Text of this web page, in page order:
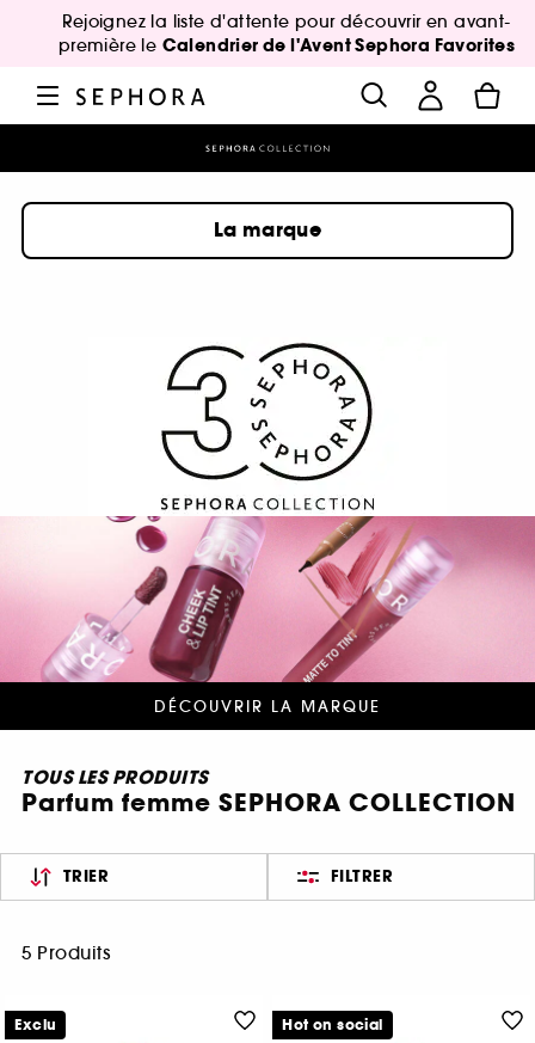
Rejoignez la liste d'attente pour découvrir en avant-
première le Calendrier de l'Avent Sephora Favorites
La marque
DÉCOUVRIR LA MARQUE
TOUS LES PRODUITS
Parfum femme SEPHORA COLLECTION
TRIER FILTRER
5 Produits
Exclu Hot on social